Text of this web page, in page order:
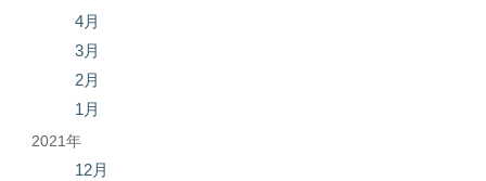
4月
3月
2月
1月
2021年
12月